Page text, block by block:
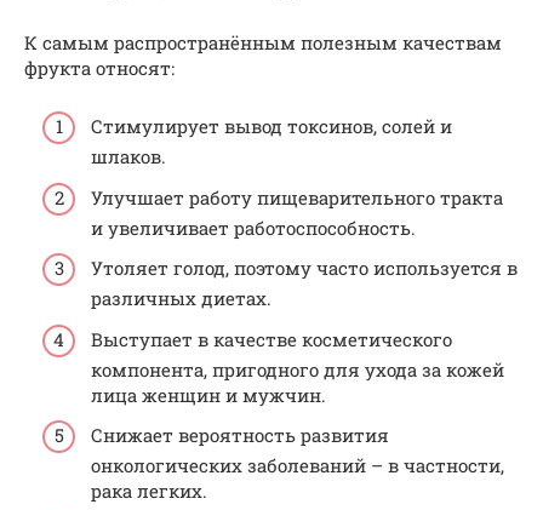
К самым распространённым полезным качествам
фрукта относят:
Стимулирует вывод токсинов, солей и
шлаков.
Улучшает работу пищеварительного тракта
и увеличивает работоспособность.
Утоляет голод, поэтому часто используется в
различных диетах.
Выступает в качестве косметического
компонента, пригодного для ухода за кожей
лица женщин и мужчин.
Снижает вероятность развития
онкологических заболеваний – в частности,
рака легких.